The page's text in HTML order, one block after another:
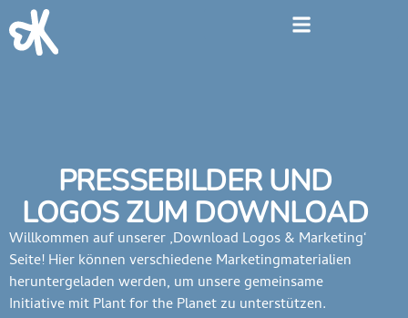
springen
Willkommen auf unserer ‚Download Logos & Marketing‘
Seite! Hier können verschiedene Marketingmaterialien
heruntergeladen werden, um unsere gemeinsame
Initiative mit Plant for the Planet zu unterstützen.
PRESSEBILDER UND
LOGOS ZUM DOWNLOAD